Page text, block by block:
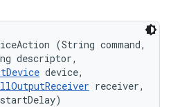
(String command,
descriptor,
device,
receiver,